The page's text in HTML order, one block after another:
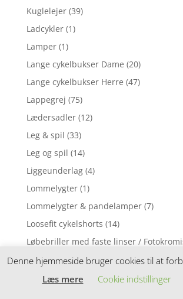
Kuglelejer (39)
Ladcykler (1)
Lamper (1)
Lange cykelbukser Dame (20)
Lange cykelbukser Herre (47)
Lappegrej (75)
Lædersadler (12)
Leg & spil (33)
Leg og spil (14)
Liggeunderlag (4)
Lommelygter (1)
Lommelygter & pandelamper (7)
Loosefit cykelshorts (14)
Løbebriller med faste linser /
Løbebriller med styrke (2)
Løbecykel (31)
Denne hjemmeside bruger cookies til at
Læs mere
Cookie indstillinger